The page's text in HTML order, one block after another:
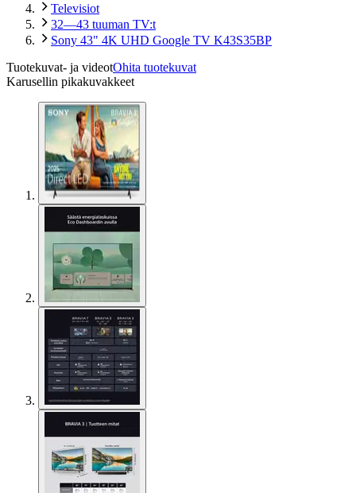
Televisiot
32—43 tuuman TV:t
Sony 43" 4K UHD Google TV K43S35BP
Tuotekuvat- ja videotOhita tuotekuvat
Karusellin pikakuvakkeet